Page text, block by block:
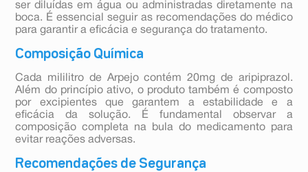
ser diluídas em água ou administradas diretamente na
boca. É essencial seguir as recomendações do médico
para garantir a eficácia e segurança do tratamento.
Composição Química
Cada mililitro de Arpejo contém 20mg de aripiprazol.
Além do princípio ativo, o produto também é composto
por excipientes que garantem a estabilidade e a
eficácia da solução. É fundamental observar a
composição completa na bula do medicamento para
evitar reações adversas.
Recomendações de Segurança